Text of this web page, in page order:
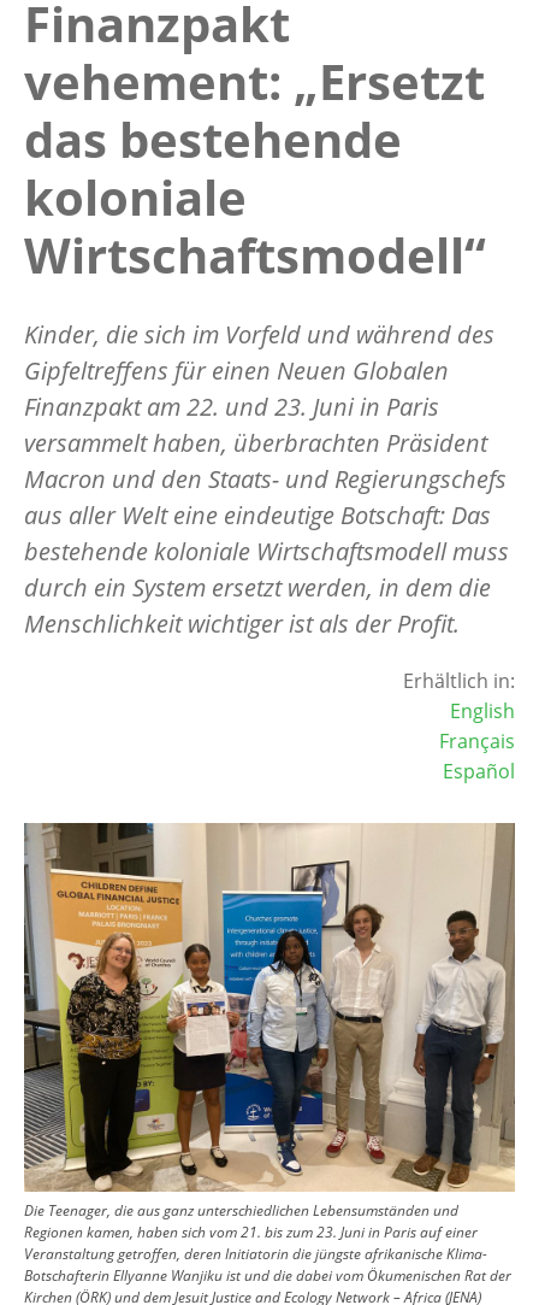
Finanzpakt
vehement: „Ersetzt
das bestehende
koloniale
Wirtschaftsmodell“
Kinder, die sich im Vorfeld und während des
Gipfeltreffens für einen Neuen Globalen
Finanzpakt am 22. und 23. Juni in Paris
versammelt haben, überbrachten Präsident
Macron und den Staats- und Regierungschefs
aus aller Welt eine eindeutige Botschaft: Das
bestehende koloniale Wirtschaftsmodell muss
durch ein System ersetzt werden, in dem die
Menschlichkeit wichtiger ist als der Profit.
Erhältlich in:
English
Français
Español
Image
Die Teenager, die aus ganz unterschiedlichen Lebensumständen und
Regionen kamen, haben sich vom 21. bis zum 23. Juni in Paris auf einer
Veranstaltung getroffen, deren Initiatorin die jüngste afrikanische Klima-
Botschafterin Ellyanne Wanjiku ist und die dabei vom Ökumenischen Rat der
Kirchen (ÖRK) und dem Jesuit Justice and Ecology Network – Africa (JENA)